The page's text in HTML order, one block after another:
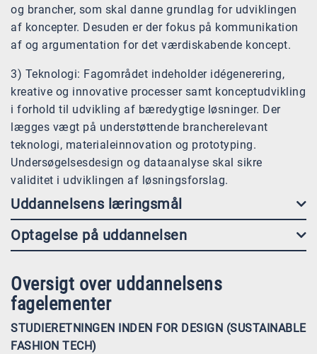
og brancher, som skal danne grundlag for udviklingen
af koncepter. Desuden er der fokus på kommunikation
af og argumentation for det værdiskabende koncept.
3) Teknologi: Fagområdet indeholder idégenerering,
kreative og innovative processer samt konceptudvikling
i forhold til udvikling af bæredygtige løsninger. Der
lægges vægt på understøttende brancherelevant
teknologi, materialeinnovation og prototyping.
Undersøgelsesdesign og dataanalyse skal sikre
validitet i udviklingen af løsningsforslag.
Uddannelsens læringsmål
Optagelse på uddannelsen
Oversigt over uddannelsens
fagelementer
STUDIERETNINGEN INDEN FOR DESIGN (SUSTAINABLE
FASHION TECH)